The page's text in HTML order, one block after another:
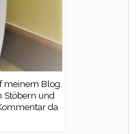
meinem Blog.
Stöbern und
da